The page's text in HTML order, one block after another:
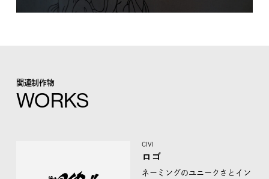
関連制作物
WORKS
CIVI
ロゴ
ネーミングのユニークさとイン